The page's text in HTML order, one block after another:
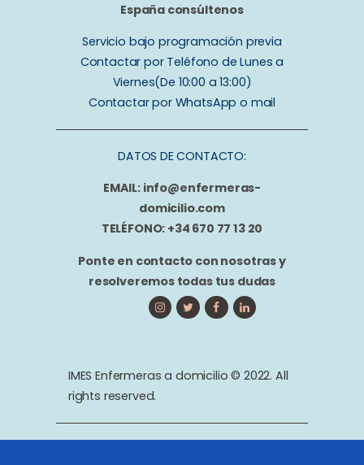
España consúltenos
Servicio bajo programación previa
Contactar por Teléfono de Lunes a
Viernes(De 10:00 a 13:00)
Contactar por WhatsApp o mail
DATOS DE CONTACTO:
EMAIL: info@enfermeras-
domicilio.com
TELÉFONO: +34 670 77 13 20
Ponte en contacto con nosotras y
resolveremos todas tus dudas
IMES Enfermeras a domicilio © 2022. All
rights reserved.